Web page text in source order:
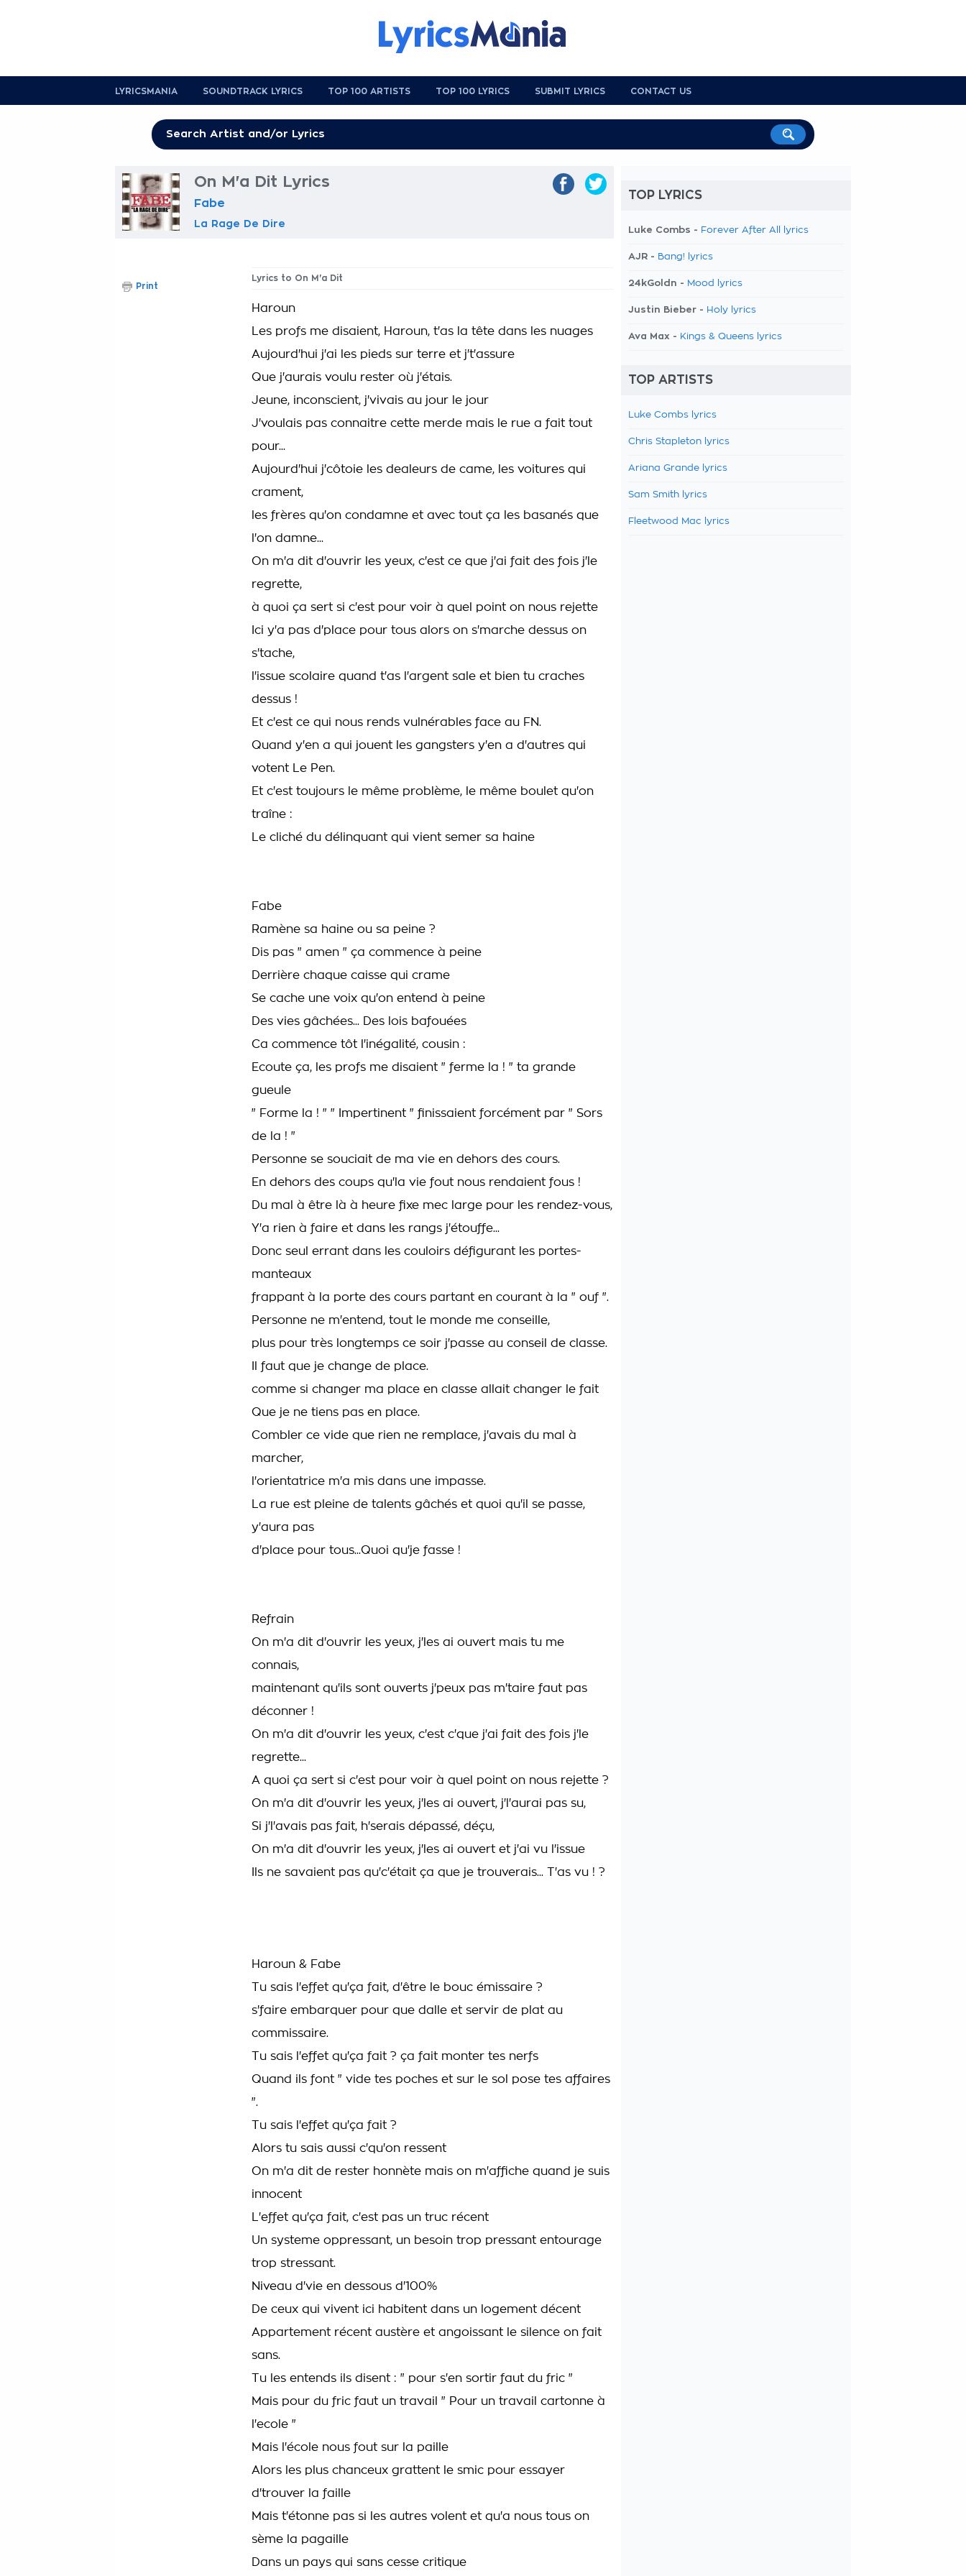
LYRICSMANIA SOUNDTRACK LYRICS TOP 100 ARTISTS TOP 100 LYRICS SUBMIT LYRICS CONTACT US
On M'a Dit Lyrics
Fabe
La Rage De Dire
Lyrics to On M'a Dit
Haroun
Les profs me disaient, Haroun, t'as la tête dans les nuages
Aujourd'hui j'ai les pieds sur terre et j't'assure
Que j'aurais voulu rester où j'étais.
Jeune, inconscient, j'vivais au jour le jour
J'voulais pas connaitre cette merde mais le rue a fait tout
pour...
Aujourd'hui j'côtoie les dealeurs de came, les voitures qui
crament,
les frères qu'on condamne et avec tout ça les basanés que
l'on damne...
On m'a dit d'ouvrir les yeux, c'est ce que j'ai fait des fois j'le
regrette,
à quoi ça sert si c'est pour voir à quel point on nous rejette
Ici y'a pas d'place pour tous alors on s'marche dessus on
s'tache,
l'issue scolaire quand t'as l'argent sale et bien tu craches
dessus !
Et c'est ce qui nous rends vulnérables face au FN.
Quand y'en a qui jouent les gangsters y'en a d'autres qui
votent Le Pen.
Et c'est toujours le même problème, le même boulet qu'on
traîne :
Le cliché du délinquant qui vient semer sa haine
Fabe
Ramène sa haine ou sa peine ?
Dis pas " amen " ça commence à peine
Derrière chaque caisse qui crame
Se cache une voix qu'on entend à peine
Des vies gâchées... Des lois bafouées
Ca commence tôt l'inégalité, cousin :
Ecoute ça, les profs me disaient " ferme la ! " ta grande
gueule
" Forme la ! " " Impertinent " finissaient forcément par " Sors
de la ! "
Personne se souciait de ma vie en dehors des cours.
En dehors des coups qu'la vie fout nous rendaient fous !
Du mal à être là à heure fixe mec large pour les rendez-vous,
Y'a rien à faire et dans les rangs j'étouffe...
Donc seul errant dans les couloirs défigurant les portes-
manteaux
frappant à la porte des cours partant en courant à la " ouf ".
Personne ne m'entend, tout le monde me conseille,
plus pour très longtemps ce soir j'passe au conseil de classe.
Il faut que je change de place.
comme si changer ma place en classe allait changer le fait
Que je ne tiens pas en place.
Combler ce vide que rien ne remplace, j'avais du mal à
marcher,
l'orientatrice m'a mis dans une impasse.
La rue est pleine de talents gâchés et quoi qu'il se passe,
y'aura pas
d'place pour tous...Quoi qu'je fasse !
Refrain
On m'a dit d'ouvrir les yeux, j'les ai ouvert mais tu me
connais,
maintenant qu'ils sont ouverts j'peux pas m'taire faut pas
déconner !
On m'a dit d'ouvrir les yeux, c'est c'que j'ai fait des fois j'le
regrette...
A quoi ça sert si c'est pour voir à quel point on nous rejette ?
On m'a dit d'ouvrir les yeux, j'les ai ouvert, j'l'aurai pas su,
Si j'l'avais pas fait, h'serais dépassé, déçu,
On m'a dit d'ouvrir les yeux, j'les ai ouvert et j'ai vu l'issue
Ils ne savaient pas qu'c'était ça que je trouverais... T'as vu ! ?
Haroun & Fabe
Tu sais l'effet qu'ça fait, d'être le bouc émissaire ?
s'faire embarquer pour que dalle et servir de plat au
commissaire.
Tu sais l'effet qu'ça fait ? ça fait monter tes nerfs
Quand ils font " vide tes poches et sur le sol pose tes affaires
".
Tu sais l'effet qu'ça fait ?
Alors tu sais aussi c'qu'on ressent
On m'a dit de rester honnète mais on m'affiche quand je suis
innocent
L'effet qu'ça fait, c'est pas un truc récent
Un systeme oppressant, un besoin trop pressant entourage
trop stressant.
Niveau d'vie en dessous d'100%
De ceux qui vivent ici habitent dans un logement décent
Appartement récent austère et angoissant le silence on fait
sans.
Tu les entends ils disent : " pour s'en sortir faut du fric "
Mais pour du fric faut un travail " Pour un travail cartonne à
l'ecole "
Mais l'école nous fout sur la paille
Alors les plus chanceux grattent le smic pour essayer
d'trouver la faille
Mais t'étonne pas si les autres volent et qu'a nous tous on
sème la pagaille
Dans un pays qui sans cesse critique
Print
TOP LYRICS
Luke Combs - Forever After All lyrics
AJR - Bang! lyrics
24kGoldn - Mood lyrics
Justin Bieber - Holy lyrics
Ava Max - Kings & Queens lyrics
TOP ARTISTS
Luke Combs lyrics
Chris Stapleton lyrics
Ariana Grande lyrics
Sam Smith lyrics
Fleetwood Mac lyrics